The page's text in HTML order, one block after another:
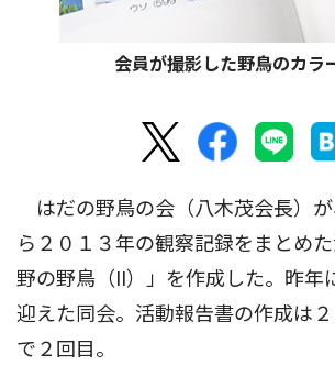
会員が撮影した野鳥のカラ
はだの野鳥の会（八木茂会長）
ら２０１３年の観察記録をまとめ
野の野鳥（II）」を作成した。昨年
迎えた同会。活動報告書の作成は
で２回目。